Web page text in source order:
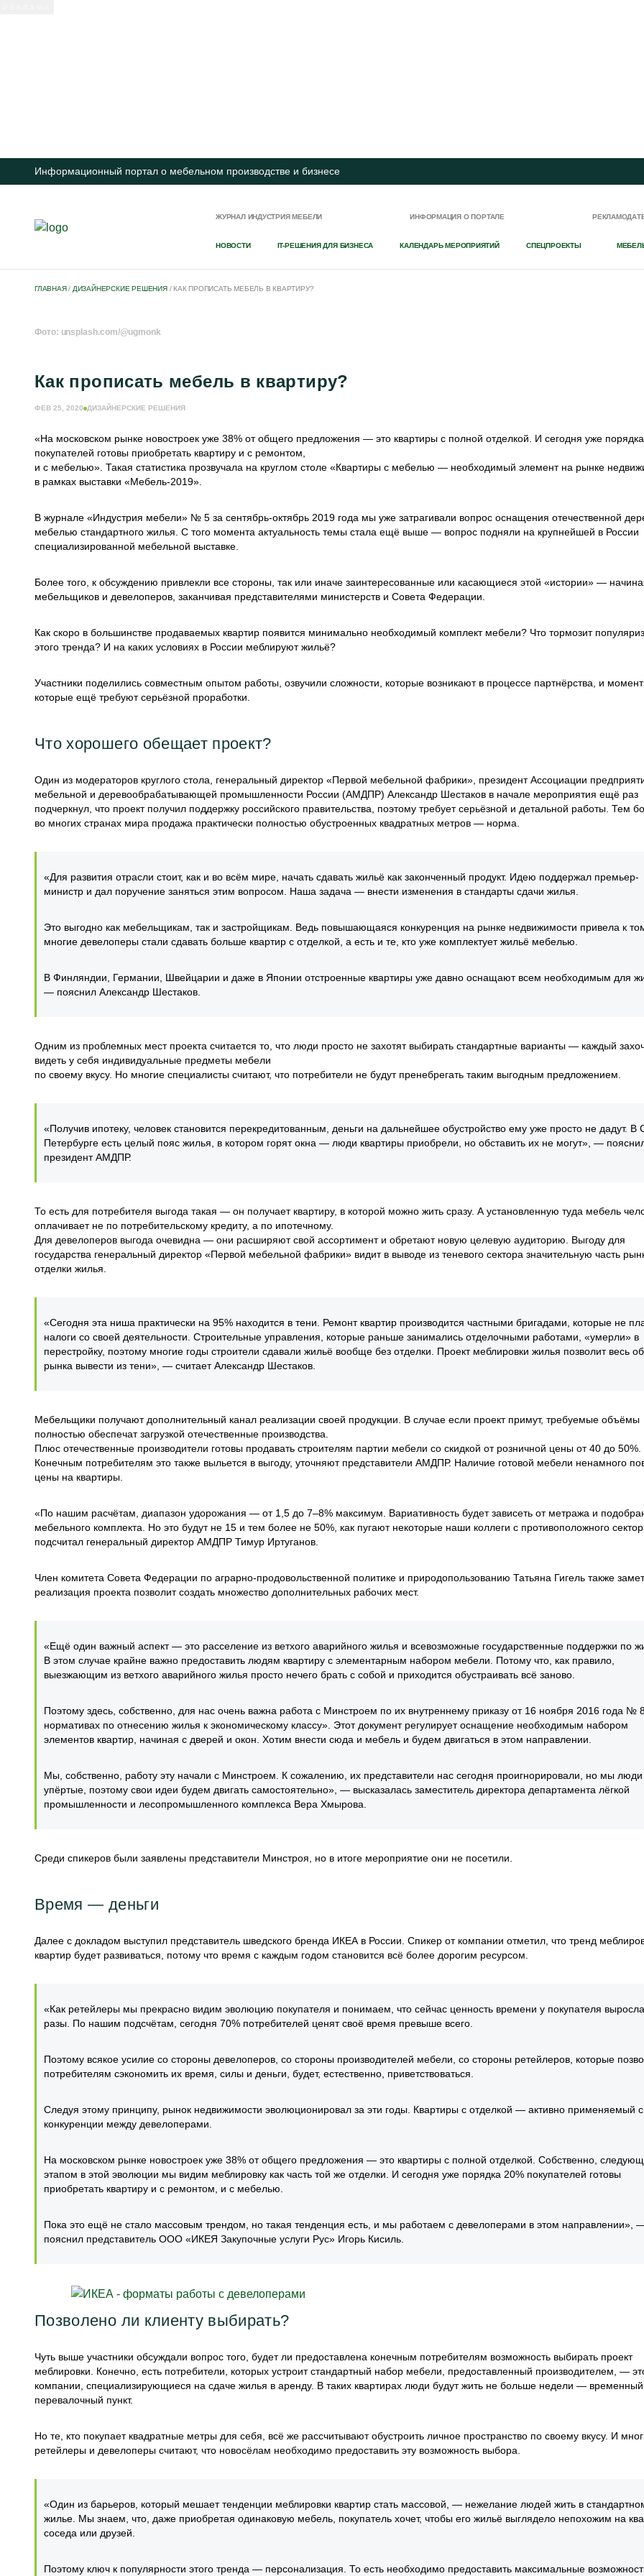
Информационный портал о мебельном производстве и бизнесе
ЖУРНАЛ ИНДУСТРИЯ МЕБЕЛИ ИНФОРМАЦИЯ О ПОРТАЛЕ
НОВОСТИ IT-РЕШЕНИЯ ДЛЯ БИЗНЕСА КАЛЕНДАРЬ МЕРОПРИЯТИЙ СПЕЦПРОЕКТЫ
ГЛАВНАЯ/ ДИЗАЙНЕРСКИЕ РЕШЕНИЯ/ КАК ПРОПИСАТЬ МЕБЕЛЬ В КВАРТИРУ?
Фото: unsplash.com/@ugmonk
Как прописать мебель в квартиру?
ФЕВ 25, 2020 ДИЗАЙНЕРСКИЕ РЕШЕНИЯ
«На московском рынке новостроек уже 38% от общего предложения — это квартиры с полной отделкой. И сегодня уже
покупателей готовы приобретать квартиру и с ремонтом,
и с мебелью». Такая статистика прозвучала на круглом столе «Квартиры с мебелью — необходимый элемент на рынке
в рамках выставки «Мебель-2019».
В журнале «Индустрия мебели» № 5 за сентябрь-октябрь 2019 года мы уже затрагивали вопрос оснащения отечественной
мебелью стандартного жилья. С того момента актуальность темы стала ещё выше — вопрос подняли на крупнейшей в России
специализированной мебельной выставке.
Более того, к обсуждению привлекли все стороны, так или иначе заинтересованные или касающиеся этой «истории» —
мебельщиков и девелоперов, заканчивая представителями министерств и Совета Федерации.
Как скоро в большинстве продаваемых квартир появится минимально необходимый комплект мебели? Что тормозит
этого тренда? И на каких условиях в России меблируют жильё?
Участники поделились совместным опытом работы, озвучили сложности, которые возникают в процессе партнёрства, и
которые ещё требуют серьёзной проработки.
Что хорошего обещает проект?
Один из модераторов круглого стола, генеральный директор «Первой мебельной фабрики», президент Ассоциации
мебельной и деревообрабатывающей промышленности России (АМДПР) Александр Шестаков в начале мероприятия ещё раз
подчеркнул, что проект получил поддержку российского правительства, поэтому требует серьёзной и детальной работы. Тем
во многих странах мира продажа практически полностью обустроенных квадратных метров — норма.
«Для развития отрасли стоит, как и во всём мире, начать сдавать жильё как законченный продукт. Идею поддержал премьер-
министр и дал поручение заняться этим вопросом. Наша задача — внести изменения в стандарты сдачи жилья.
Это выгодно как мебельщикам, так и застройщикам. Ведь повышающаяся конкуренция на рынке недвижимости привела к
многие девелоперы стали сдавать больше квартир с отделкой, а есть и те, кто уже комплектует жильё мебелью.
В Финляндии, Германии, Швейцарии и даже в Японии отстроенные квартиры уже давно оснащают всем необходимым для
— пояснил Александр Шестаков.
Одним из проблемных мест проекта считается то, что люди просто не захотят выбирать стандартные варианты — каждый
видеть у себя индивидуальные предметы мебели
по своему вкусу. Но многие специалисты считают, что потребители не будут пренебрегать таким выгодным предложением.
«Получив ипотеку, человек становится перекредитованным, деньги на дальнейшее обустройство ему уже просто не дадут. В
Петербурге есть целый пояс жилья, в котором горят окна — люди квартиры приобрели, но обставить их не могут», —
президент АМДПР.
То есть для потребителя выгода такая — он получает квартиру, в которой можно жить сразу. А установленную туда мебель
оплачивает не по потребительскому кредиту, а по ипотечному.
Для девелоперов выгода очевидна — они расширяют свой ассортимент и обретают новую целевую аудиторию. Выгоду для
государства генеральный директор «Первой мебельной фабрики» видит в выводе из теневого сектора значительную часть
отделки жилья.
«Сегодня эта ниша практически на 95% находится в тени. Ремонт квартир производится частными бригадами, которые не
налоги со своей деятельности. Строительные управления, которые раньше занимались отделочными работами, «умерли» в
перестройку, поэтому многие годы строители сдавали жильё вообще без отделки. Проект меблировки жилья позволит весь
рынка вывести из тени», — считает Александр Шестаков.
Мебельщики получают дополнительный канал реализации своей продукции. В случае если проект примут, требуемые объёмы
полностью обеспечат загрузкой отечественные производства.
Плюс отечественные производители готовы продавать строителям партии мебели со скидкой от розничной цены от 40 до 50%.
Конечным потребителям это также выльется в выгоду, уточняют представители АМДПР. Наличие готовой мебели ненамного
цены на квартиры.
«По нашим расчётам, диапазон удорожания — от 1,5 до 7–8% максимум. Вариативность будет зависеть от метража и
мебельного комплекта. Но это будут не 15 и тем более не 50%, как пугают некоторые наши коллеги с противоположного
подсчитал генеральный директор АМДПР Тимур Иртуганов.
Член комитета Совета Федерации по аграрно-продовольственной политике и природопользованию Татьяна Гигель также
реализация проекта позволит создать множество дополнительных рабочих мест.
«Ещё один важный аспект — это расселение из ветхого аварийного жилья и всевозможные государственные поддержки по
В этом случае крайне важно предоставить людям квартиру с элементарным набором мебели. Потому что, как правило,
выезжающим из ветхого аварийного жилья просто нечего брать с собой и приходится обустраивать всё заново.
Поэтому здесь, собственно, для нас очень важна работа с Минстроем по их внутреннему приказу от 16 ноября 2016 года №
нормативах по отнесению жилья к экономическому классу». Этот документ регулирует оснащение необходимым набором
элементов квартир, начиная с дверей и окон. Хотим внести сюда и мебель и будем двигаться в этом направлении.
Мы, собственно, работу эту начали с Минстроем. К сожалению, их представители нас сегодня проигнорировали, но мы люди
упёртые, поэтому свои идеи будем двигать самостоятельно», — высказалась заместитель директора департамента лёгкой
промышленности и лесопромышленного комплекса Вера Хмырова.
Среди спикеров были заявлены представители Минстроя, но в итоге мероприятие они не посетили.
Время — деньги
Далее с докладом выступил представитель шведского бренда ИКЕА в России. Спикер от компании отметил, что тренд
квартир будет развиваться, потому что время с каждым годом становится всё более дорогим ресурсом.
«Как ретейлеры мы прекрасно видим эволюцию покупателя и понимаем, что сейчас ценность времени у покупателя
разы. По нашим подсчётам, сегодня 70% потребителей ценят своё время превыше всего.
Поэтому всякое усилие со стороны девелоперов, со стороны производителей мебели, со стороны ретейлеров, которые
потребителям сэкономить их время, силы и деньги, будет, естественно, приветствоваться.
Следуя этому принципу, рынок недвижимости эволюционировал за эти годы. Квартиры с отделкой — активно применяемый
конкуренции между девелоперами.
На московском рынке новостроек уже 38% от общего предложения — это квартиры с полной отделкой. Собственно,
этапом в этой эволюции мы видим меблировку как часть той же отделки. И сегодня уже порядка 20% покупателей готовы
приобретать квартиру и с ремонтом, и с мебелью.
Пока это ещё не стало массовым трендом, но такая тенденция есть, и мы работаем с девелоперами в этом направлении»,
пояснил представитель ООО «ИКЕЯ Закупочные услуги Рус» Игорь Кисиль.
Позволено ли клиенту выбирать?
Чуть выше участники обсуждали вопрос того, будет ли предоставлена конечным потребителям возможность выбирать проект
меблировки. Конечно, есть потребители, которых устроит стандартный набор мебели, предоставленный производителем, —
компании, специализирующиеся на сдаче жилья в аренду. В таких квартирах люди будут жить не больше недели — временный
перевалочный пункт.
Но те, кто покупает квадратные метры для себя, всё же рассчитывают обустроить личное пространство по своему вкусу. И
ретейлеры и девелоперы считают, что новосёлам необходимо предоставить эту возможность выбора.
«Один из барьеров, который мешает тенденции меблировки квартир стать массовой, — нежелание людей жить в
жилье. Мы знаем, что, даже приобретая одинаковую мебель, покупатель хочет, чтобы его жильё выглядело непохожим на
соседа или друзей.
Поэтому ключ к популярности этого тренда — персонализация. То есть необходимо предоставить максимальные